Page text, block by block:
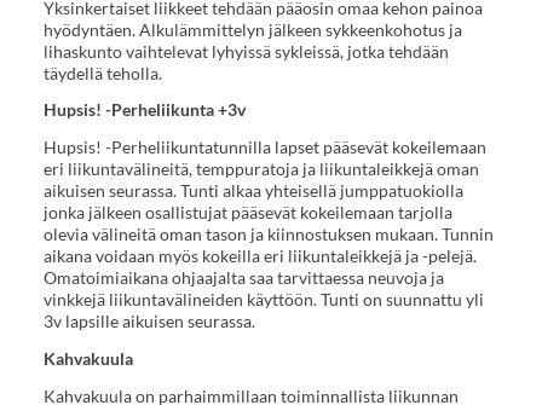
Yksinkertaiset liikkeet tehdään pääosin omaa kehon painoa
hyödyntäen. Alkulämmittelyn jälkeen sykkeenkohotus ja
lihaskunto vaihtelevat lyhyissä sykleissä, jotka tehdään
täydellä teholla.
Hupsis! -Perheliikunta +3v
Hupsis! -Perheliikuntatunnilla lapset pääsevät kokeilemaan
eri liikuntavälineitä, temppuratoja ja liikuntaleikkejä oman
aikuisen seurassa. Tunti alkaa yhteisellä jumppatuokiolla
jonka jälkeen osallistujat pääsevät kokeilemaan tarjolla
olevia välineitä oman tason ja kiinnostuksen mukaan. Tunnin
aikana voidaan myös kokeilla eri liikuntaleikkejä ja -pelejä.
Omatoimiaikana ohjaajalta saa tarvittaessa neuvoja ja
vinkkejä liikuntavälineiden käyttöön. Tunti on suunnattu yli
3v lapsille aikuisen seurassa.
Kahvakuula
Kahvakuula on parhaimmillaan toiminnallista liikunnan